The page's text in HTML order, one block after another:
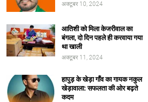
अक्टूबर 10, 2024
आतिशी को मिला केजरीवाल का
बंगला, दो दिन पहले ही करवाया गया
था खाली
अक्टूबर 11, 2024
हापुड़ के खेड़ा गाँव का गायक नकुल
खेड़ावाला: सफलता की ओर बढ़ते
कदम